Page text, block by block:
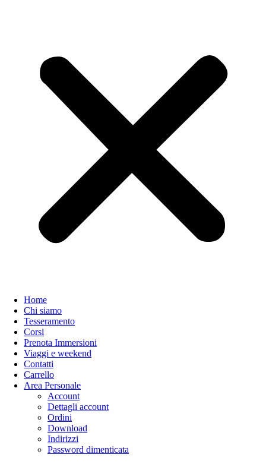
Home
Chi siamo
Tesseramento
Corsi
Prenota Immersioni
Viaggi e weekend
Contatti
Carrello
Area Personale
Account
Dettagli account
Ordini
Download
Indirizzi
Password dimenticata